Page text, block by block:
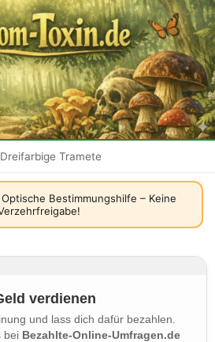
Dreifarbige Tramete
Optische Bestimmungshilfe – Keine
verdienen
und lass dich dafür bezahlen.
bei Bezahlte-Online-Umfragen.de